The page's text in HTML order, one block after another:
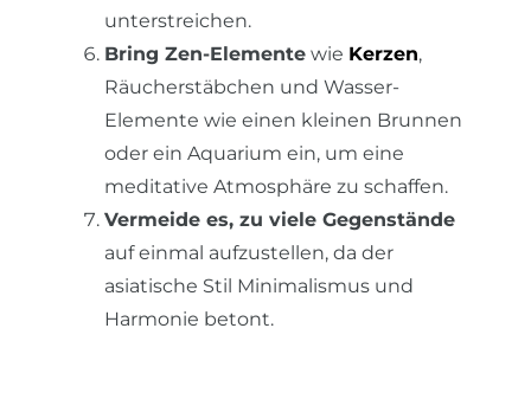
unterstreichen.
Bring Zen-Elemente wie Kerzen,
Räucherstäbchen und Wasser-
Elemente wie einen kleinen Brunnen
oder ein Aquarium ein, um eine
meditative Atmosphäre zu schaffen.
Vermeide es, zu viele Gegenstände
auf einmal aufzustellen, da der
asiatische Stil Minimalismus und
Harmonie betont.